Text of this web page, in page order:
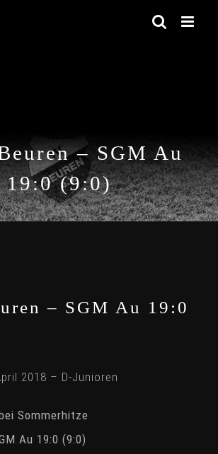
– SGM Au
19:0 (9:0)
– SGM Au 19:0
2018 – D-Junioren
Sommerhitze
Au 19:0 (9:0)